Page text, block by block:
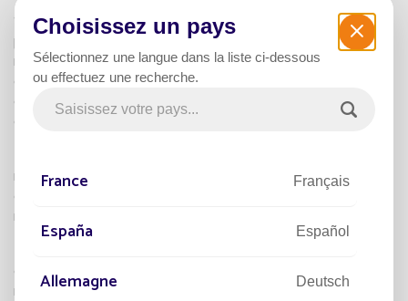
Située dans le sud de la Suisse, la région d'Evolène est connue
pour son architecture historique et ses paysages grandioses,
notamment grâce à la proximité du Val d'Arolla. La piste de ski
de fond, qui s'étend sur une longue distance, est désormais
éclairée grâce aux lampadaire solaires, augmentant le confort
et la sécurité des utilisateurs, même en période hivernale.
maintenance depuis leur installation, démontrant la fiabilité de
cette technologie face aux conditions météorologiques
rigoureuses.
commune d'Evolène. Non seulement ces lampadaires
respectent le patrimoine naturel en minimisant l'impact
Choisissez un pays
Sélectionnez une langue dans la liste ci-dessous
ou effectuez une recherche.
France Français
España Español
Allemagne Deutsch